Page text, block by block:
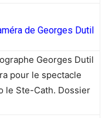
de Georges Dutil
Georges Dutil
pour le spectacle
le Ste-Cath. Dossier